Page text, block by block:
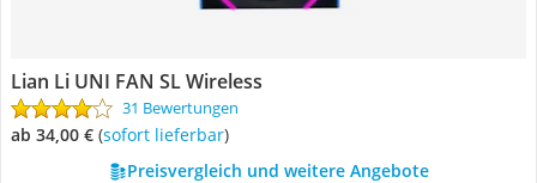
Lian Li UNI FAN SL Wireless
31 Bewertungen
ab 34,00 € ( Sofort lieferbar)
Preisvergleich und weitere Angebote